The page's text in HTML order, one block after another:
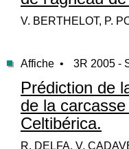
V. BERTHELOT, P.
Affiche • 3R 2005 -
Prédiction de
de la
Celtibérica.
R. DELFA, V.